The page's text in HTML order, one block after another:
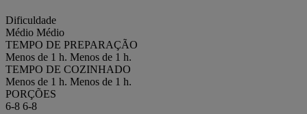
Dificuldade
Médio Médio
TEMPO DE PREPARAÇÃO
Menos de 1 h. Menos de 1 h.
TEMPO DE COZINHADO
Menos de 1 h. Menos de 1 h.
PORÇÕES
6-8 6-8